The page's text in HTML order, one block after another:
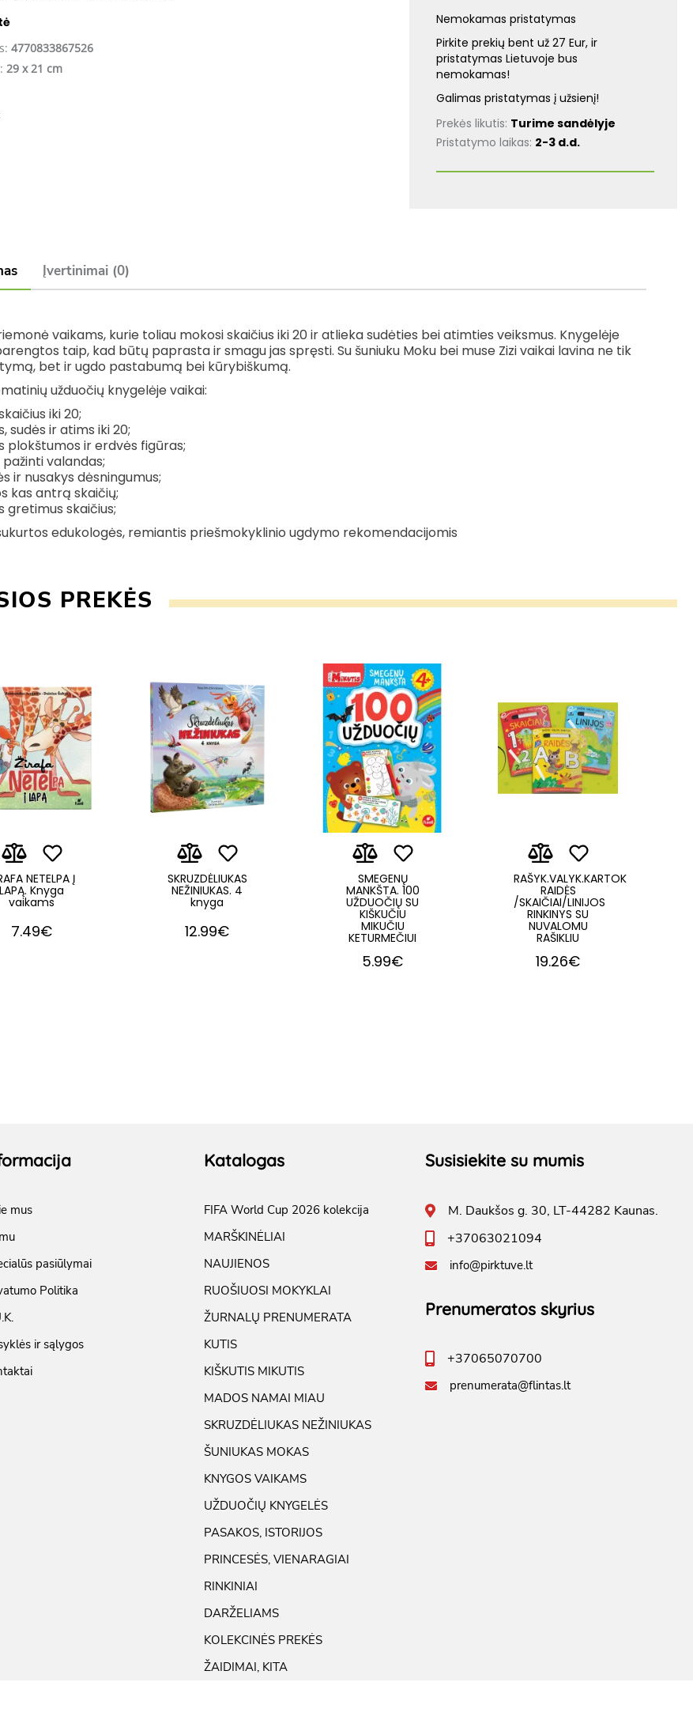
4770833867526
29 x 21 cm
Įvertinimai (0)
vaikams, kurie toliau mokosi skaičius iki 20 ir atlieka sudėties bei atimties veiksmus. Knygelėje
taip, kad būtų paprasta ir smagu jas spręsti. Su šuniuku Moku bei muse Zizi vaikai lavina ne tik
bet ir ugdo pastabumą bei kūrybiškumą.
užduočių knygelėje vaikai:
iki 20;
sudės ir atims iki 20;
plokštumos ir erdvės figūras;
pažinti valandas;
ir nusakys dėsningumus;
kas antrą skaičių;
gretimus skaičius;
edukologės, remiantis priešmokyklinio ugdymo rekomendacijomis
Nemokamas pristatymas
Pirkite prekių bent už 27 Eur, ir
pristatymas Lietuvoje bus
nemokamas!
Galimas pristatymas į užsienį!
Prekės likutis: Turime sandėlyje
Pristatymo laikas: 2-3 d.d.
PREKĖS
NETELPA Į
LAPĄ. Knyga
vaikams
7.49€
SKRUZDĖLIUKAS
NEŽINIUKAS. 4
knyga
12.99€
SMEGENŲ
MANKŠTA. 100
UŽDUOČIŲ SU
KIŠKUČIU
MIKUČIU
KETURMEČIUI
5.99€
RAŠYK.VALYK.KARTOK
RAIDĖS
/SKAIČIAI/LINIJOS
RINKINYS SU
NUVALOMU
RAŠIKLIU
19.26€
mus
pasiūlymai
Politika
ir sąlygos
Katalogas
FIFA World Cup 2026 kolekcija
MARŠKINĖLIAI
NAUJIENOS
RUOŠIUOSI MOKYKLAI
ŽURNALŲ PRENUMERATA
KUTIS
KIŠKUTIS MIKUTIS
MADOS NAMAI MIAU
SKRUZDĖLIUKAS NEŽINIUKAS
ŠUNIUKAS MOKAS
KNYGOS VAIKAMS
UŽDUOČIŲ KNYGELĖS
PASAKOS, ISTORIJOS
PRINCESĖS, VIENARAGIAI
RINKINIAI
DARŽELIAMS
KOLEKCINĖS PREKĖS
ŽAIDIMAI, KITA
Susisiekite su mumis
M. Daukšos g. 30, LT-44282 Kaunas.
+37063021094
info@pirktuve.lt
Prenumeratos skyrius
+37065070700
prenumerata@flintas.lt